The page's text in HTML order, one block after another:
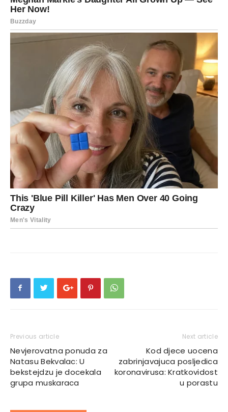
Previous article
Nevjerovatna ponuda za
Natasu Bekvalac: U
bekstejdzu je docekala
grupa muskaraca
Next article
Kod djece uocena
zabrinjavajuca posljedica
koronavirusa: Kratkovidost
u porastu